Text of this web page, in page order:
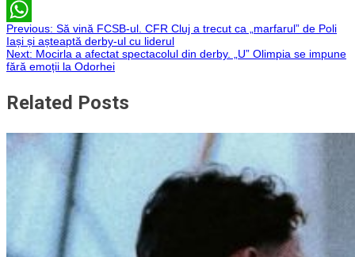
Email
WhatsApp
Navigare
în
articole
Previous: Să vină FCSB-ul. CFR Cluj a trecut ca „marfarul” de Poli
Iași și așteaptă derby-ul cu liderul
Next: Mocirla a afectat spectacolul din derby. „U” Olimpia se impune
fără emoții la Odorhei
Related Posts